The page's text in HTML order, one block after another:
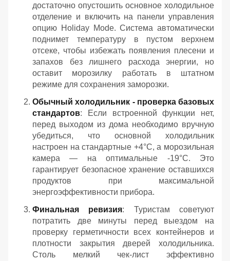
достаточно опустошить основное холодильное
отделение и включить на панели управления
опцию Holiday Mode. Система автоматически
поднимет температуру в пустом верхнем
отсеке, чтобы избежать появления плесени и
запахов без лишнего расхода энергии, но
оставит морозилку работать в штатном
режиме для сохранения заморозки.
Обычный холодильник - проверка базовых
стандартов: Если встроенной функции нет,
перед выходом из дома необходимо вручную
убедиться, что основной холодильник
настроен на стандартные +4°C, а морозильная
камера — на оптимальные -19°C. Это
гарантирует безопасное хранение оставшихся
продуктов при максимальной
энергоэффективности прибора.
Финальная ревизия: Туристам советуют
потратить две минуты перед выездом на
проверку герметичности всех контейнеров и
плотности закрытия дверей холодильника.
Столь мелкий чек-лист эффективно